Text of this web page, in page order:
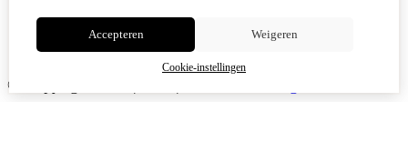
© Copyright 2026
Accepteren Weigeren
Cookie-instellingen